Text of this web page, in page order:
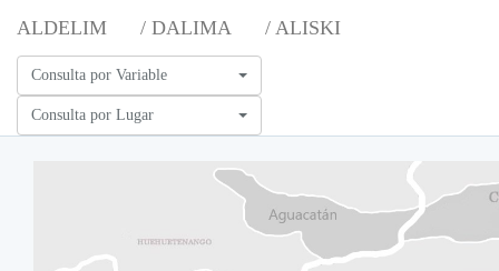
ALDELIM / DALIMA / ALISKI
Consulta por Variable
Consulta por Lugar